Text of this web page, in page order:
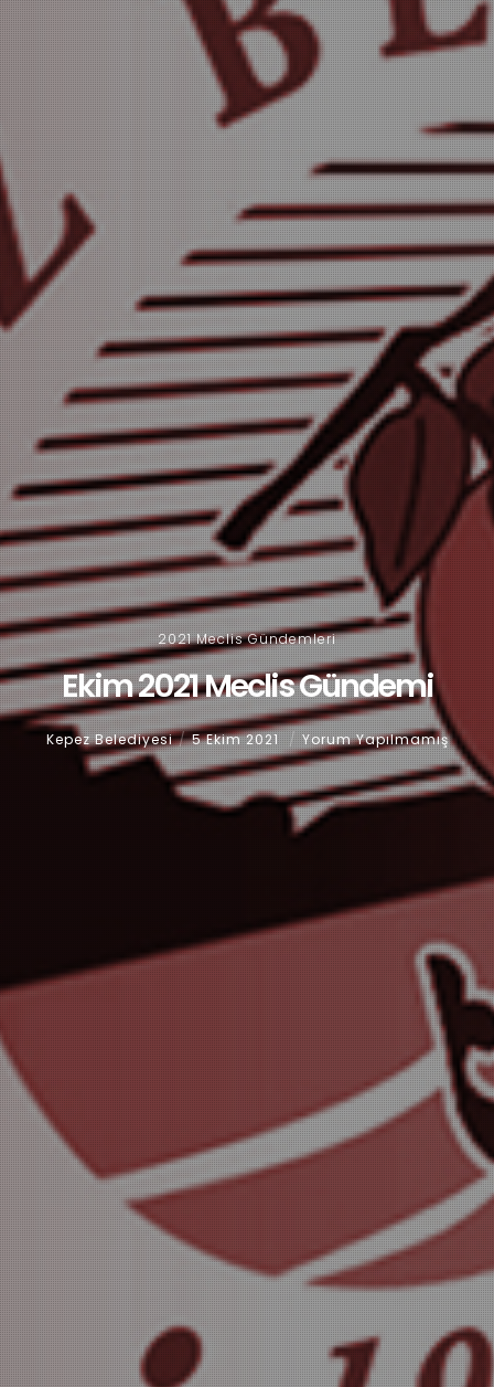
2021 Meclis Gündemleri
Ekim 2021 Meclis Gündemi
Kepez Belediyesi 5 Ekim 2021 Yorum Yapılmamış